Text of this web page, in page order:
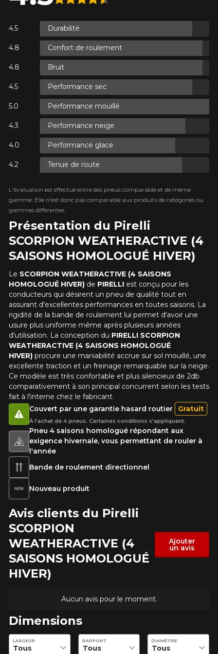
Présentation du Pirelli
SCORPION WEATHERACTIVE (4
SAISONS HOMOLOGUÉ HIVER)
Le SCORPION WEATHERACTIVE (4 SAISONS
HOMOLOGUÉ HIVER)de PIRELLIest conçu pour les
conducteurs qui désirent un pneu de qualité tout en
assurant d'excellentes performances en toutes saisons. La
rigidité de la bande de roulement lui permet d'avoir une
usure plus uniforme même après plusieurs années
d'utilisation. La conception du PIRELLI SCORPION
WEATHERACTIVE (4 SAISONS HOMOLOGUÉ
HIVER) procure une maniabilité accrue sur sol mouillé, une
excellente traction et un freinage remarquable sur la neige.
Ce modèle est très confortable et plus silencieux de 2db
comparativement à son principal concurrent selon les tests
fait à l'interne chez le fabricant.
Durabilité
Confort de roulement
Bruit
Performance sec
Performance mouillé
Performance neige
Performance glace
Tenue de route
L'évaluation est effectué entre des pneus comparable et de même
gamme. Elle n'est donc pas comparable aux produits de catégories ou
gammes différentes.
Bande de roulement directionnel
Pneu 4 saisons homologué répondant aux
exigence hivernale, vous permettant de rouler à
l'année
Nouveau produit
Couvert par une garantie hasard routier Gratuit
À l'achat de 4 pneus. Certaines conditions s'appliquent.
Avis clients du Pirelli
SCORPION
WEATHERACTIVE (4
SAISONS HOMOLOGUÉ
HIVER)
Ajouter
un avis
Aucun avis pour le moment.
Dimensions
Entrez les dimensions souhaitées pour vérifier la disponibilité
LARGEUR RAPPORT DIAMÈTRE
Votre avis concernant le
SCORPION WEATHERACTIVE
(4 SAISONS HOMOLOGUÉ
HIVER)
Nom
Courriel
Votre véhicule
Année
Marque
Modèle